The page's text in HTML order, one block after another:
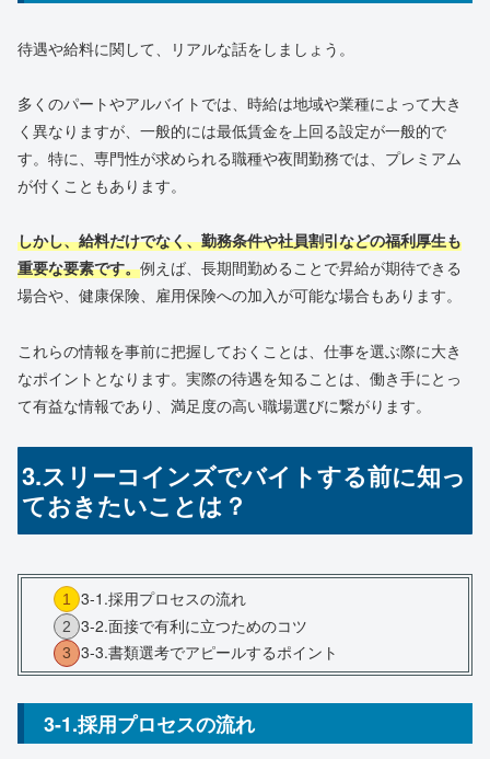
待遇や給料に関して、リアルな話をしましょう。
多くのパートやアルバイトでは、時給は地域や業種によって大き
く異なりますが、一般的には最低賃金を上回る設定が一般的で
す。特に、専門性が求められる職種や夜間勤務では、プレミアム
が付くこともあります。
しかし、給料だけでなく、勤務条件や社員割引などの福利厚生も
重要な要素です。例えば、長期間勤めることで昇給が期待できる
場合や、健康保険、雇用保険への加入が可能な場合もあります。
これらの情報を事前に把握しておくことは、仕事を選ぶ際に大き
なポイントとなります。実際の待遇を知ることは、働き手にとっ
て有益な情報であり、満足度の高い職場選びに繋がります。
3.スリーコインズでバイトする前に知っ
ておきたいことは？
3-1.採用プロセスの流れ
3-2.面接で有利に立つためのコツ
3-3.書類選考でアピールするポイント
3-1.採用プロセスの流れ